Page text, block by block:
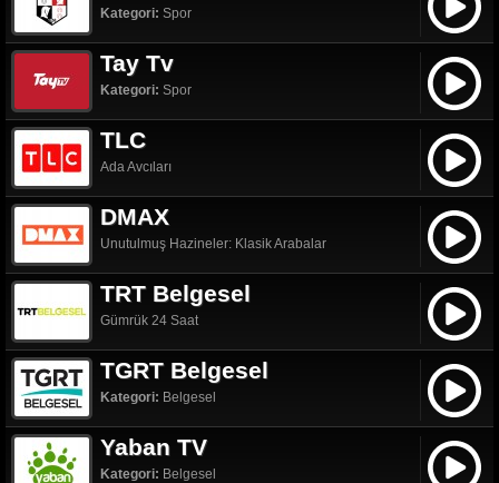
Kategori: Spor
Tay Tv
Kategori: Spor
TLC
Ada Avcıları
DMAX
Unutulmuş Hazineler: Klasik Arabalar
TRT Belgesel
Gümrük 24 Saat
TGRT Belgesel
Kategori: Belgesel
Yaban TV
Kategori: Belgesel